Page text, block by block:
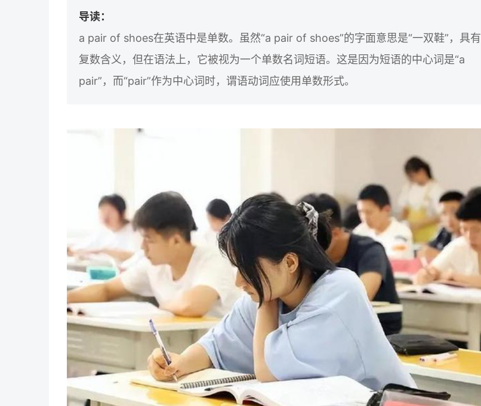
导读：
a pair of shoes在英语中是单数。虽然“a pair of shoes”的字面意思是“一双鞋”，具有
复数含义，但在语法上，它被视为一个单数名词短语。这是因为短语的中心词是“a
pair”，而“pair”作为中心词时，谓语动词应使用单数形式。